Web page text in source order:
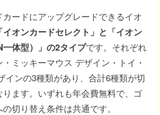
ードにアップグレードできるイオ
「イオンカードセレクト」と「イオン
一体型）」の2タイプです。それぞれ
ミッキーマウス デザイン・トイ・
インの3種類があり、合計6種類が切
ります。いずれも年会費無料で、ゴ
切り替え条件は共通です。